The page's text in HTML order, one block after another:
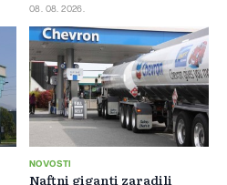
08. 08. 2026.
NOVOSTI
Naftni giganti zaradili